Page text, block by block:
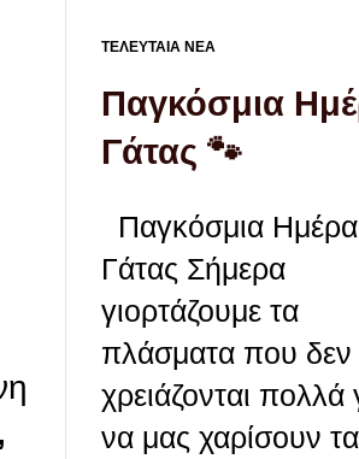
ΤΕΛΕΥΤΑΙΑ ΝΕΑ
Παγκόσμια
Γάτας 🐾
Παγκόσμια Ημέρα
Γάτας Σήμερα
γιορτάζουμε τα
πλάσματα που δεν
χρειάζονται πολλά
να μας χαρίσουν τα